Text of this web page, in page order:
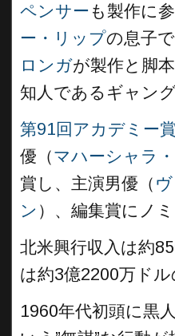
ペンサー も製作に
ー・リップの息子
ロンガが製作と脚
知人であるギャン
第91回アカデミー賞
優（マハーシャラ
賞し、主演男優（
ン ）、編集賞にノ
北米興行収入は約
は約3億2200万ドル
1960年代初頭に黒